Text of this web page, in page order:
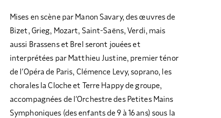
Mises en scène par Manon Savary, des œuvres de
Bizet, Grieg, Mozart, Saint-Saëns, Verdi, mais
aussi Brassens et Brel seront jouées et
interprétées par Matthieu Justine, premier ténor
de l’Opéra de Paris, Clémence Levy, soprano, les
chorales la Cloche et Terre Happy de groupe,
accompagnées de l’Orchestre des Petites Mains
Symphoniques (des enfants de 9 à 16 ans) sous la